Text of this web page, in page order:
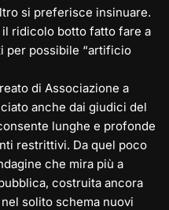
si preferisce insinuare.
ridicolo botto fatto fare a
per possibile “artificio
di Associazione a
anche dai giudici del
lunghe e profonde
restrittivi. Da quel poco
che mira più a
costruita ancora
solito schema nuovi